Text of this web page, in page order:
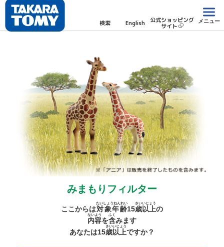
検索 English 公式ショッピング
サイト
メニュー
みまもりフィルター
ここからは対象年齢
たいしょうねんれい
15歳
さい
以上
いじょう
の
内容
ないよう
を含
ふく
みます
あなたは15歳
さい
以上
いじょう
ですか？